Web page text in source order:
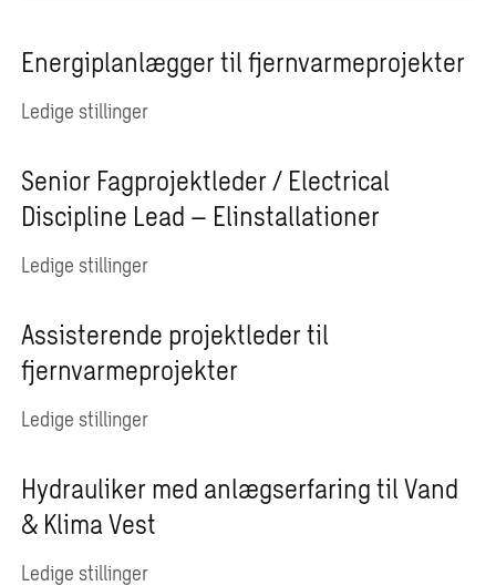
Energiplanlægger til fjernvarmeprojekter
Ledige stillinger
Senior Fagprojektleder / Electrical
Discipline Lead – Elinstallationer
Ledige stillinger
Assisterende projektleder til
fjernvarmeprojekter
Ledige stillinger
Hydrauliker med anlægserfaring til Vand
& Klima Vest
Ledige stillinger